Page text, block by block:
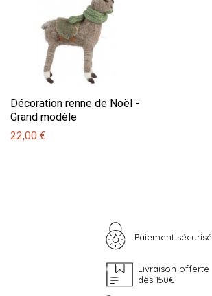
Décoration renne de Noël -
Grand modèle
22,00 €
Paiement sécurisé
Livraison offerte
dès 150€